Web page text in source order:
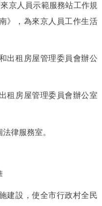
京人員示範服務站工作規
》，為來京人員工作生活
租房屋管理委員會辦公
房屋管理委員會辦公室
律服務室。
設，使全市行政村全民